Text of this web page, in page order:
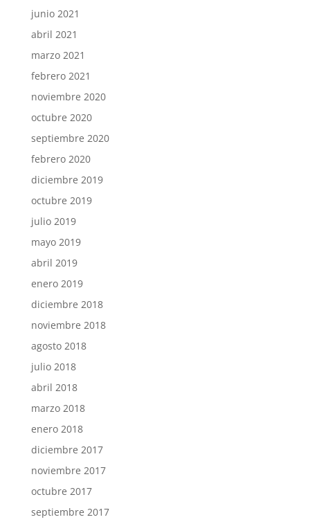
junio 2021
abril 2021
marzo 2021
febrero 2021
noviembre 2020
octubre 2020
septiembre 2020
febrero 2020
diciembre 2019
octubre 2019
julio 2019
mayo 2019
abril 2019
enero 2019
diciembre 2018
noviembre 2018
agosto 2018
julio 2018
abril 2018
marzo 2018
enero 2018
diciembre 2017
noviembre 2017
octubre 2017
septiembre 2017